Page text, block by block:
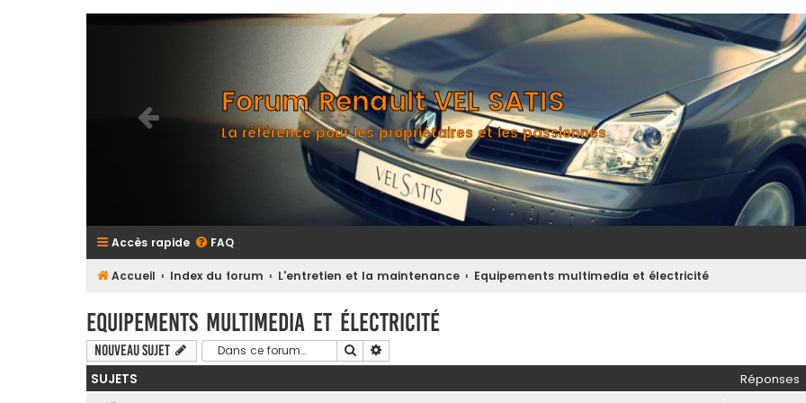
Forum Renault VEL SATIS
La référence pour les propriétaires et les passionnés
Accès rapide FAQ
Accueil Index du forum L'entretien et la maintenance Equipements multimedia et électricité
Equipements multimedia et électricité
Nouveau sujet Rechercher
SUJETS Réponses